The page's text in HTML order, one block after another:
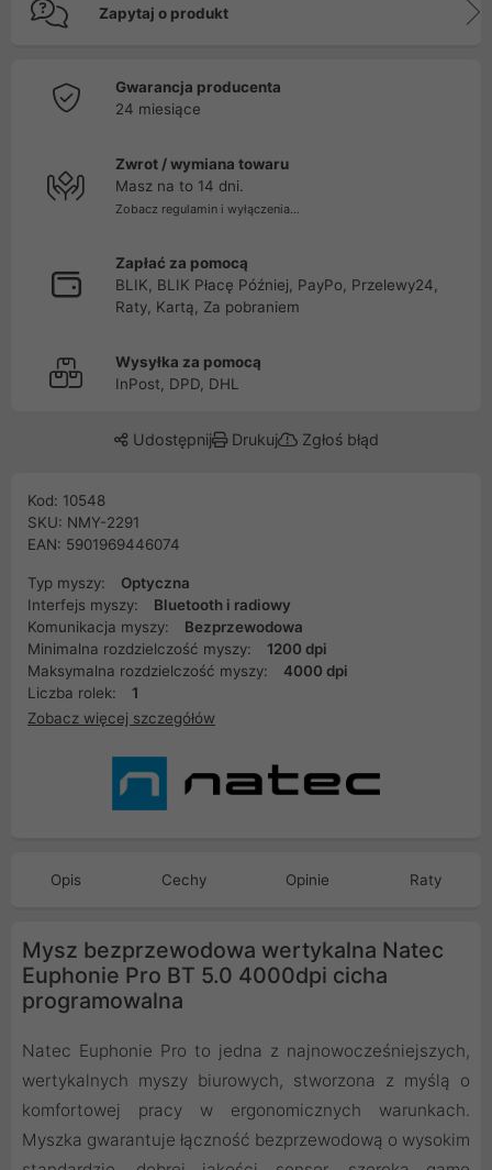
Zapytaj o produkt
Gwarancja producenta
24 miesiące
Zwrot / wymiana towaru
Masz na to 14 dni.
Zobacz regulamin i wyłączenia...
Zapłać za pomocą
BLIK, BLIK Płacę Później, PayPo, Przelewy24,
Raty, Kartą, Za pobraniem
Wysyłka za pomocą
InPost, DPD, DHL
Udostępnij Drukuj Zgłoś błąd
Kod: 10548
SKU: NMY-2291
EAN: 5901969446074
Typ myszy:
Optyczna
Interfejs myszy:
Bluetooth i radiowy
Komunikacja myszy:
Bezprzewodowa
Minimalna rozdzielczość myszy:
1200 dpi
Maksymalna rozdzielczość myszy:
4000 dpi
Liczba rolek:
1
Zobacz więcej szczegółów
Opis Cechy Opinie Raty
Mysz bezprzewodowa wertykalna Natec
Euphonie Pro BT 5.0 4000dpi cicha
programowalna
Natec Euphonie Pro to jedna z najnowocześniejszych,
wertykalnych myszy biurowych, stworzona z myślą o
komfortowej pracy w ergonomicznych warunkach.
Myszka gwarantuje łączność bezprzewodową o wysokim